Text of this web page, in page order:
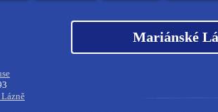
Mariánské